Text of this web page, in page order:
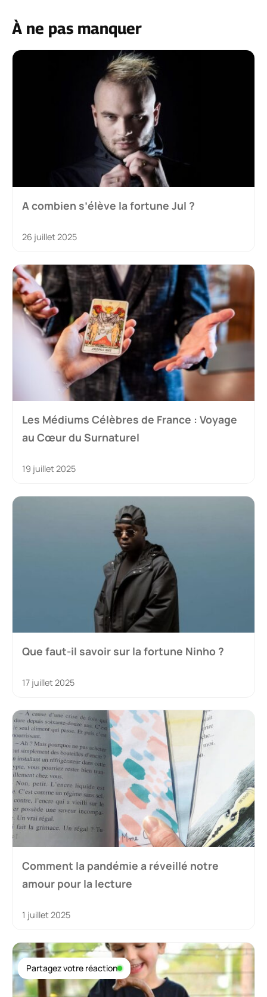
À ne pas manquer
A combien s’élève la fortune Jul ?
26 juillet 2025
Les Médiums Célèbres de France : Voyage
au Cœur du Surnaturel
19 juillet 2025
Que faut-il savoir sur la fortune Ninho ?
17 juillet 2025
Comment la pandémie a réveillé notre
amour pour la lecture
1 juillet 2025
Partagez votre réaction